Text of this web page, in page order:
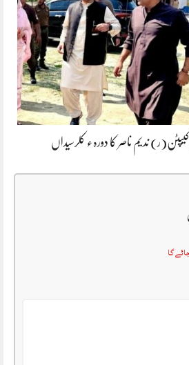
کیپٹن(ر) ندیم ناصر کا دورہء کلرسیداں
گا